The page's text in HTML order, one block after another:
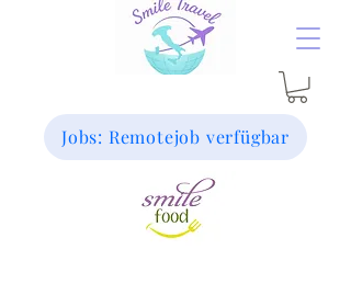
Jobs: Remotejob verfügbar